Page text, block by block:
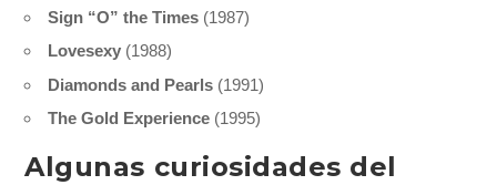
Sign “O” the Times (1987)
Lovesexy (1988)
Diamonds and Pearls (1991)
The Gold Experience (1995)
Algunas curiosidades del